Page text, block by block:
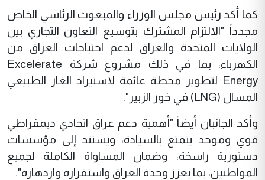
كما أكد رئيس مجلس الوزراء والمبعوث الرئاسي الخاص
مجدداً "الالتزام المشترك بتوسيع التعاون التجاري بين
الولايات المتحدة والعراق لدعم احتياجات العراق من
الكهرباء، بما في ذلك مشروع شركة Excelerate
Energy لتطوير محطة عائمة لاستيراد الغاز الطبيعي
المسال (LNG) في خور الزبير".
وأكد الجانبان أيضاً "أهمية دعم عراق اتحادي ديمقراطي
قوي وموحد يتمتع بالسيادة، ويستند إلى مؤسسات
دستورية راسخة، وضمان المساواة الكاملة لجميع
المواطنين، بما يعزز وحدة العراق واستقراره وازدهاره".